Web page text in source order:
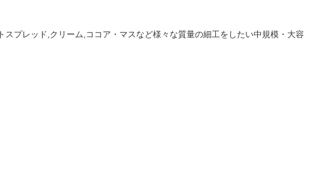
スプレッド,クリーム,ココア・マスなど様々な質量の細工をしたい中規模・大容